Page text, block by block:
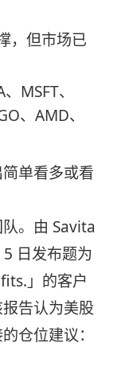
，但市场已
MSFT、
、AMD、
单看多或看
。由 Savita
日发布题为
」的客户
告认为美股
仓位建议：